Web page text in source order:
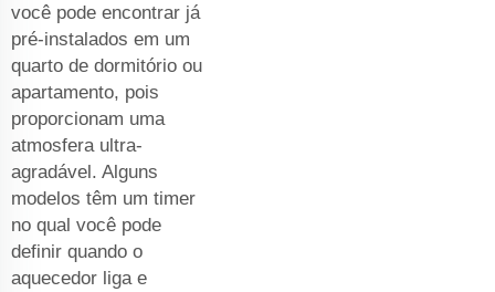
você pode encontrar já
pré-instalados em um
quarto de dormitório ou
apartamento, pois
proporcionam uma
atmosfera ultra-
agradável. Alguns
modelos têm um timer
no qual você pode
definir quando o
aquecedor liga e